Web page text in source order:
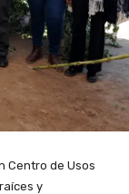
Centro de Usos
y